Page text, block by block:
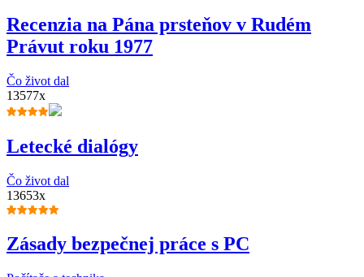
Recenzia na Pána prsteňov v Rudém
Právut roku 1977
Čo život dal
13577x
Letecké dialógy
Čo život dal
13653x
Zásady bezpečnej práce s PC